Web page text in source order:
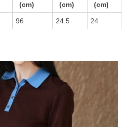
(cm) (cm) (cm)
96 24.5 24